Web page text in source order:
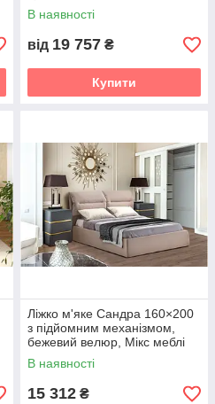
мінімалістичним узголів’ям та
нішею для білизни Світ
В наявності
від 19 757 ₴
Купити
Ліжко м'яке Сандра 160×200
з підйомним механізмом,
бежевий велюр, Мікс меблі
В наявності
15 312 ₴